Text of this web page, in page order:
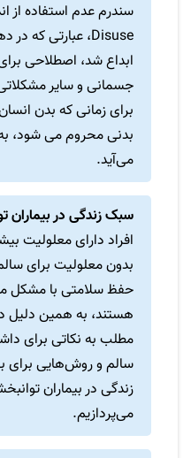
سندرم عدم استفاده از
ابداع شد، اصطلاحی
جسمانی و سایر
برای زمانی که بدن
بدنی محروم می شود،
می‌آید.
سبک زندگی در بیماران
افراد دارای معلولیت
بدون معلولیت برای
حفظ سلامتی با مشکل
هستند، به همین دلیل
مطلب به نکاتی برای
سالم و روش‌هایی برای
زندگی در بیماران
می‌پردازیم.